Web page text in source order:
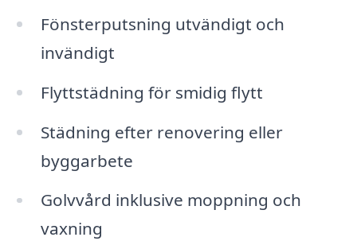
Fönsterputsning utvändigt och
invändigt
Flyttstädning för smidig flytt
Städning efter renovering eller
byggarbete
Golvvård inklusive moppning och
vaxning